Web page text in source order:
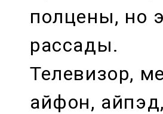
полцены, но
рассады.
Телевизор,
айфон,